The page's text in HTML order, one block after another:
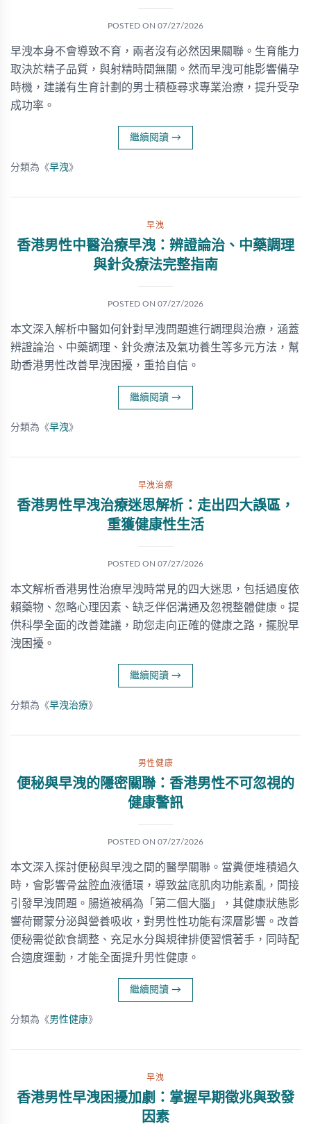
POSTED ON 07/27/2026
早洩本身不會導致不育，兩者沒有必然因果關聯。生育能力
取決於精子品質，與射精時間無關。然而早洩可能影響備孕
時機，建議有生育計劃的男士積極尋求專業治療，提升受孕
成功率。
繼續閱讀 →
分類為《早洩》
早洩
香港男性中醫治療早洩：辨證論治、中藥調理
與針灸療法完整指南
POSTED ON 07/27/2026
本文深入解析中醫如何針對早洩問題進行調理與治療，涵蓋
辨證論治、中藥調理、針灸療法及氣功養生等多元方法，幫
助香港男性改善早洩困擾，重拾自信。
繼續閱讀 →
分類為《早洩》
早洩治療
香港男性早洩治療迷思解析：走出四大誤區，
重獲健康性生活
POSTED ON 07/27/2026
本文解析香港男性治療早洩時常見的四大迷思，包括過度依
賴藥物、忽略心理因素、缺乏伴侶溝通及忽視整體健康。提
供科學全面的改善建議，助您走向正確的健康之路，擺脫早
洩困擾。
繼續閱讀 →
分類為《早洩治療》
男性健康
便秘與早洩的隱密關聯：香港男性不可忽視的
健康警訊
POSTED ON 07/27/2026
本文深入探討便秘與早洩之間的醫學關聯。當糞便堆積過久
時，會影響骨盆腔血液循環，導致盆底肌肉功能紊亂，間接
引發早洩問題。腸道被稱為「第二個大腦」，其健康狀態影
響荷爾蒙分泌與營養吸收，對男性性功能有深層影響。改善
便秘需從飲食調整、充足水分與規律排便習慣著手，同時配
合適度運動，才能全面提升男性健康。
繼續閱讀 →
分類為《男性健康》
早洩
香港男性早洩困擾加劇：掌握早期徵兆與致發
因素